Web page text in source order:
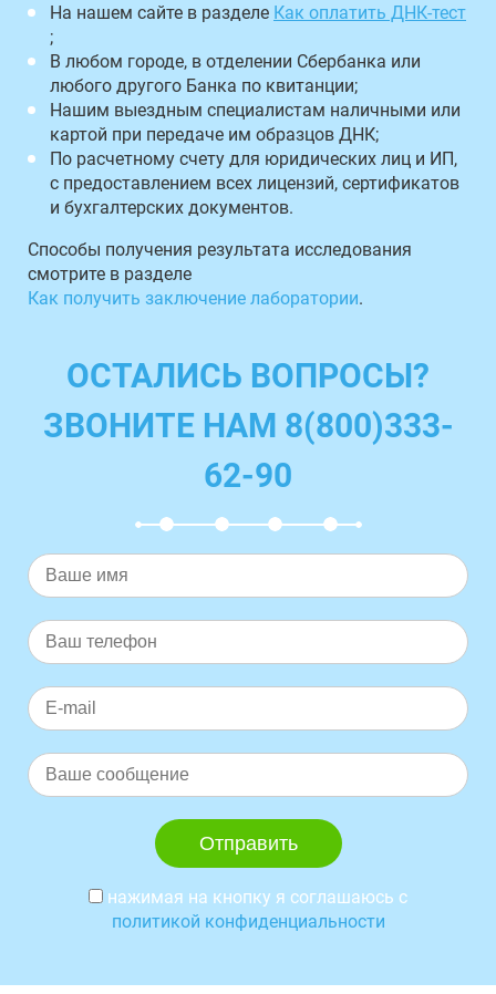
На нашем сайте в разделе Как оплатить ДНК-тест
;
В любом городе, в отделении Сбербанка или
любого другого Банка по квитанции;
Нашим выездным специалистам наличными или
картой при передаче им образцов ДНК;
По расчетному счету для юридических лиц и ИП,
с предоставлением всех лицензий, сертификатов
и бухгалтерских документов.
Способы получения результата исследования
смотрите в разделе
Как получить заключение лаборатории.
ОСТАЛИСЬ ВОПРОСЫ?
ЗВОНИТЕ НАМ 8(800)333-
62-90
нажимая на кнопку я соглашаюсь с
политикой конфиденциальности